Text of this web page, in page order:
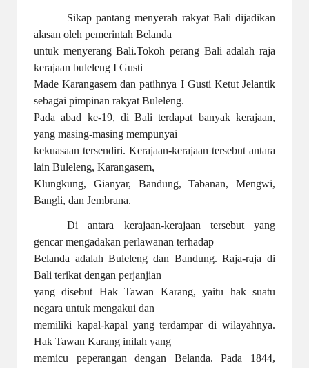
Sikap pantang menyerah rakyat Bali dijadikan
alasan oleh pemerintah Belanda
untuk menyerang Bali.Tokoh perang Bali adalah raja
kerajaan buleleng I Gusti
Made Karangasem dan patihnya I Gusti Ketut Jelantik
sebagai pimpinan rakyat Buleleng.
Pada abad ke-19, di Bali terdapat banyak kerajaan,
yang masing-masing mempunyai
kekuasaan tersendiri. Kerajaan-kerajaan tersebut antara
lain Buleleng, Karangasem,
Klungkung, Gianyar, Bandung, Tabanan, Mengwi,
Bangli, dan Jembrana.
Di antara kerajaan-kerajaan tersebut yang
gencar mengadakan perlawanan terhadap
Belanda adalah Buleleng dan Bandung. Raja-raja di
Bali terikat dengan perjanjian
yang disebut Hak Tawan Karang, yaitu hak suatu
negara untuk mengakui dan
memiliki kapal-kapal yang terdampar di wilayahnya.
Hak Tawan Karang inilah yang
memicu peperangan dengan Belanda. Pada 1844,